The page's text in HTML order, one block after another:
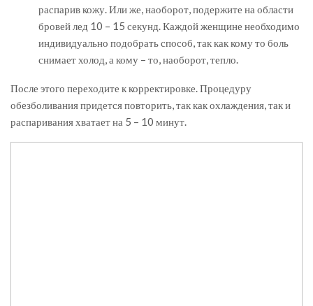
распарив кожу. Или же, наоборот, подержите на области
бровей лед 10 – 15 секунд. Каждой женщине необходимо
индивидуально подобрать способ, так как кому то боль
снимает холод, а кому – то, наоборот, тепло.
После этого переходите к корректировке. Процедуру
обезболивания придется повторить, так как охлаждения, так и
распаривания хватает на 5 – 10 минут.